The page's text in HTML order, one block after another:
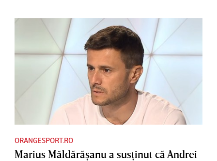
ORANGESPORT.RO
Marius Măldărăşanu a susţinut că Andrei